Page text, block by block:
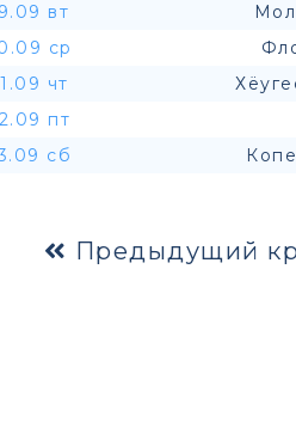
вт
ср
чт
пт
сб
Предыдущий